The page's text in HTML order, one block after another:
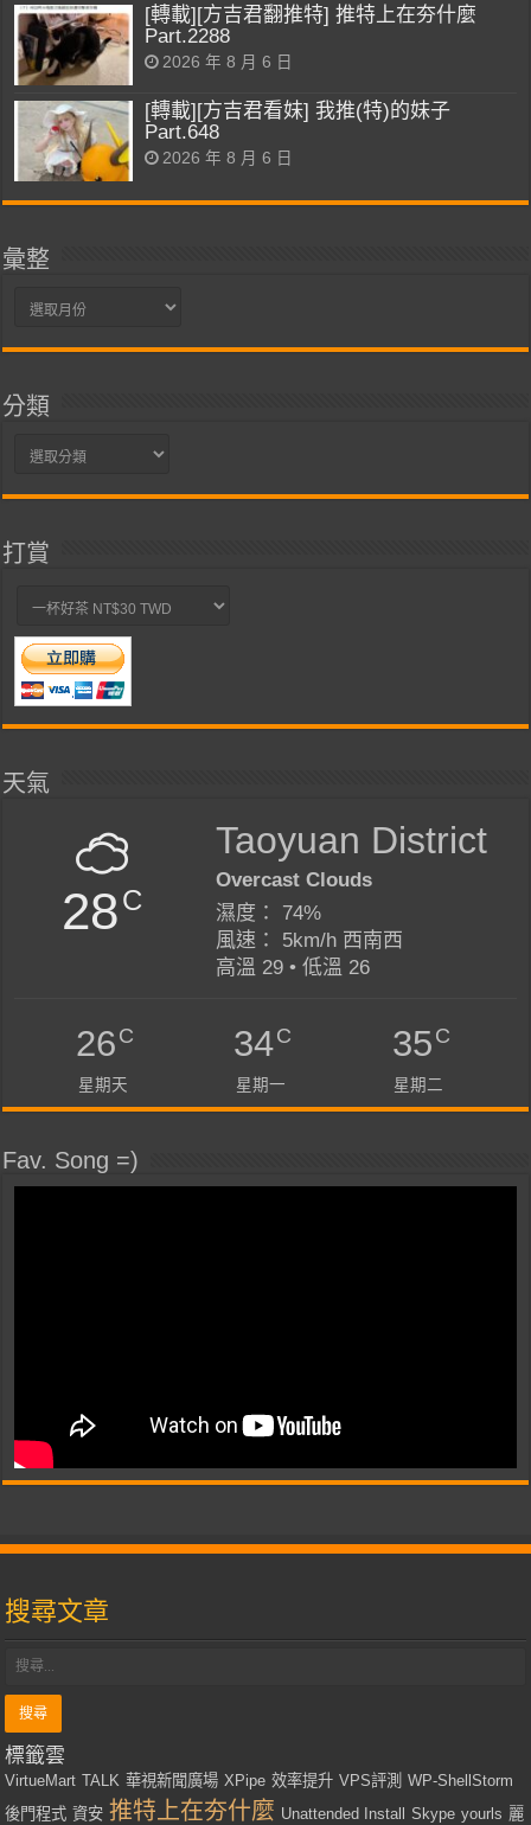
[轉載][方吉君翻推特] 推特上在夯什麼
Part.2288
2026 年 8 月 6 日
[轉載][方吉君看妹] 我推(特)的妹子
Part.648
2026 年 8 月 6 日
彙整
彙
分類
分
打賞
天氣
28C
Taoyuan District
Overcast Clouds
濕度： 74%
風速： 5km/h 西南西
高溫 29 • 低溫 26
26C
星期天
34C
星期一
35C
星期二
Fav. Song =)
搜尋文章
標籤雲
VirtueMart TALK 華視新聞廣場 XPipe 效率提升 VPS評測 WP-ShellStorm
後門程式 資安 推特上在夯什麼 Unattended Install Skype yourls 麗